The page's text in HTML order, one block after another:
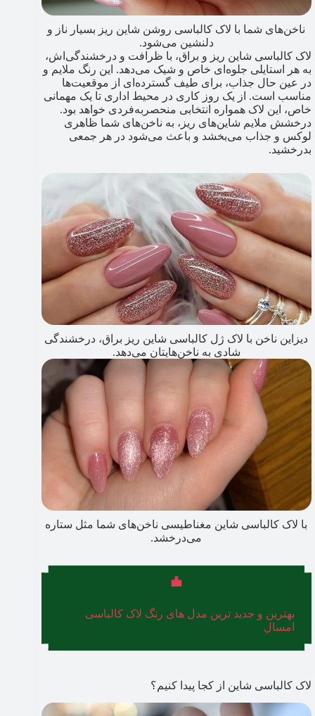
ناخن‌های شما با لاک کالباسی روشن شاین ریز بسیار ناز و
دلنشین می‌شود.
لاک کالباسی شاین ریز و براق، با ظرافت و درخشندگی‌اش،
به هر استایلی جلوه‌ای خاص و شیک می‌دهد. این رنگ ملایم و
در عین حال جذاب، برای طیف گسترده‌ای از موقعیت‌ها
مناسب است. از یک روز کاری در محیط اداری تا یک مهمانی
خاص، این لاک همواره انتخابی منحصربه‌فردی خواهد بود.
درخشش ملایم شاین‌های ریز، به ناخن‌های شما ظاهری
لوکس و جذاب می‌بخشد و باعث می‌شود در هر جمعی
بدرخشید.
دیزاین ناخن با لاک ژل کالباسی شاین ریز براق، درخشندگی
شادی به ناخن‌هایتان می‌دهد.
با لاک کالباسی شاین مغناطیسی ناخن‌های شما مثل ستاره
می‌درخشد.
بهترین و جدید ترین مدل های رنگ لاک کالباسی
امسال
لاک کالباسی شاین از کجا پیدا کنیم؟